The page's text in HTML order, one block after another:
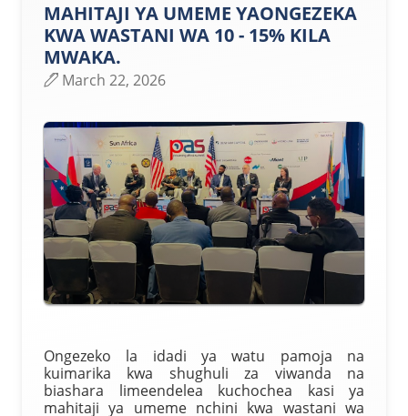
MAHITAJI YA UMEME YAONGEZEKA
KWA WASTANI WA 10 - 15% KILA
MWAKA.
March 22, 2026
Ongezeko la idadi ya watu pamoja na
kuimarika kwa shughuli za viwanda na
biashara limeendelea kuchochea kasi ya
mahitaji ya umeme nchini kwa wastani wa